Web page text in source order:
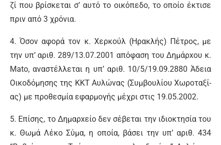
ζί που βρί­σκε­ται σ’ αυ­τό το οι­κό­πε­δο, το ο­ποί­ο έ­κτι­σε
πριν α­πό 3 χρό­νια.
4. Ό­σον α­φο­ρά τον κ. Χερ­κούλ (Η­ρα­κλής) Πέ­τρος, με
την υπ’ α­ριθ. 289/13.07.2001 α­πό­φα­ση του Δη­μάρxου κ.
Mato, α­να­στέλ­λε­ται η υπ’ α­ριθ. 10/5/19.09.2880 Ά­δεια
Οι­κο­δό­μη­σης της ΚΚΤ Αυ­λώ­νας (Συμ­βου­λί­ου Χω­ρο­τα­ξί­
ας) με προ­θε­σμί­α ε­φαρ­μο­γής μέ­χρι στις 19.05.2002.
5. Ε­πί­σης, το Δη­μαρxεί­ο δεν σέ­βε­ται την ι­διο­κτη­σί­α του
κ. Θω­μά Λέ­κο Σύ­μα, η ο­ποί­α, βά­σει την υπ’ α­ριθ. 434